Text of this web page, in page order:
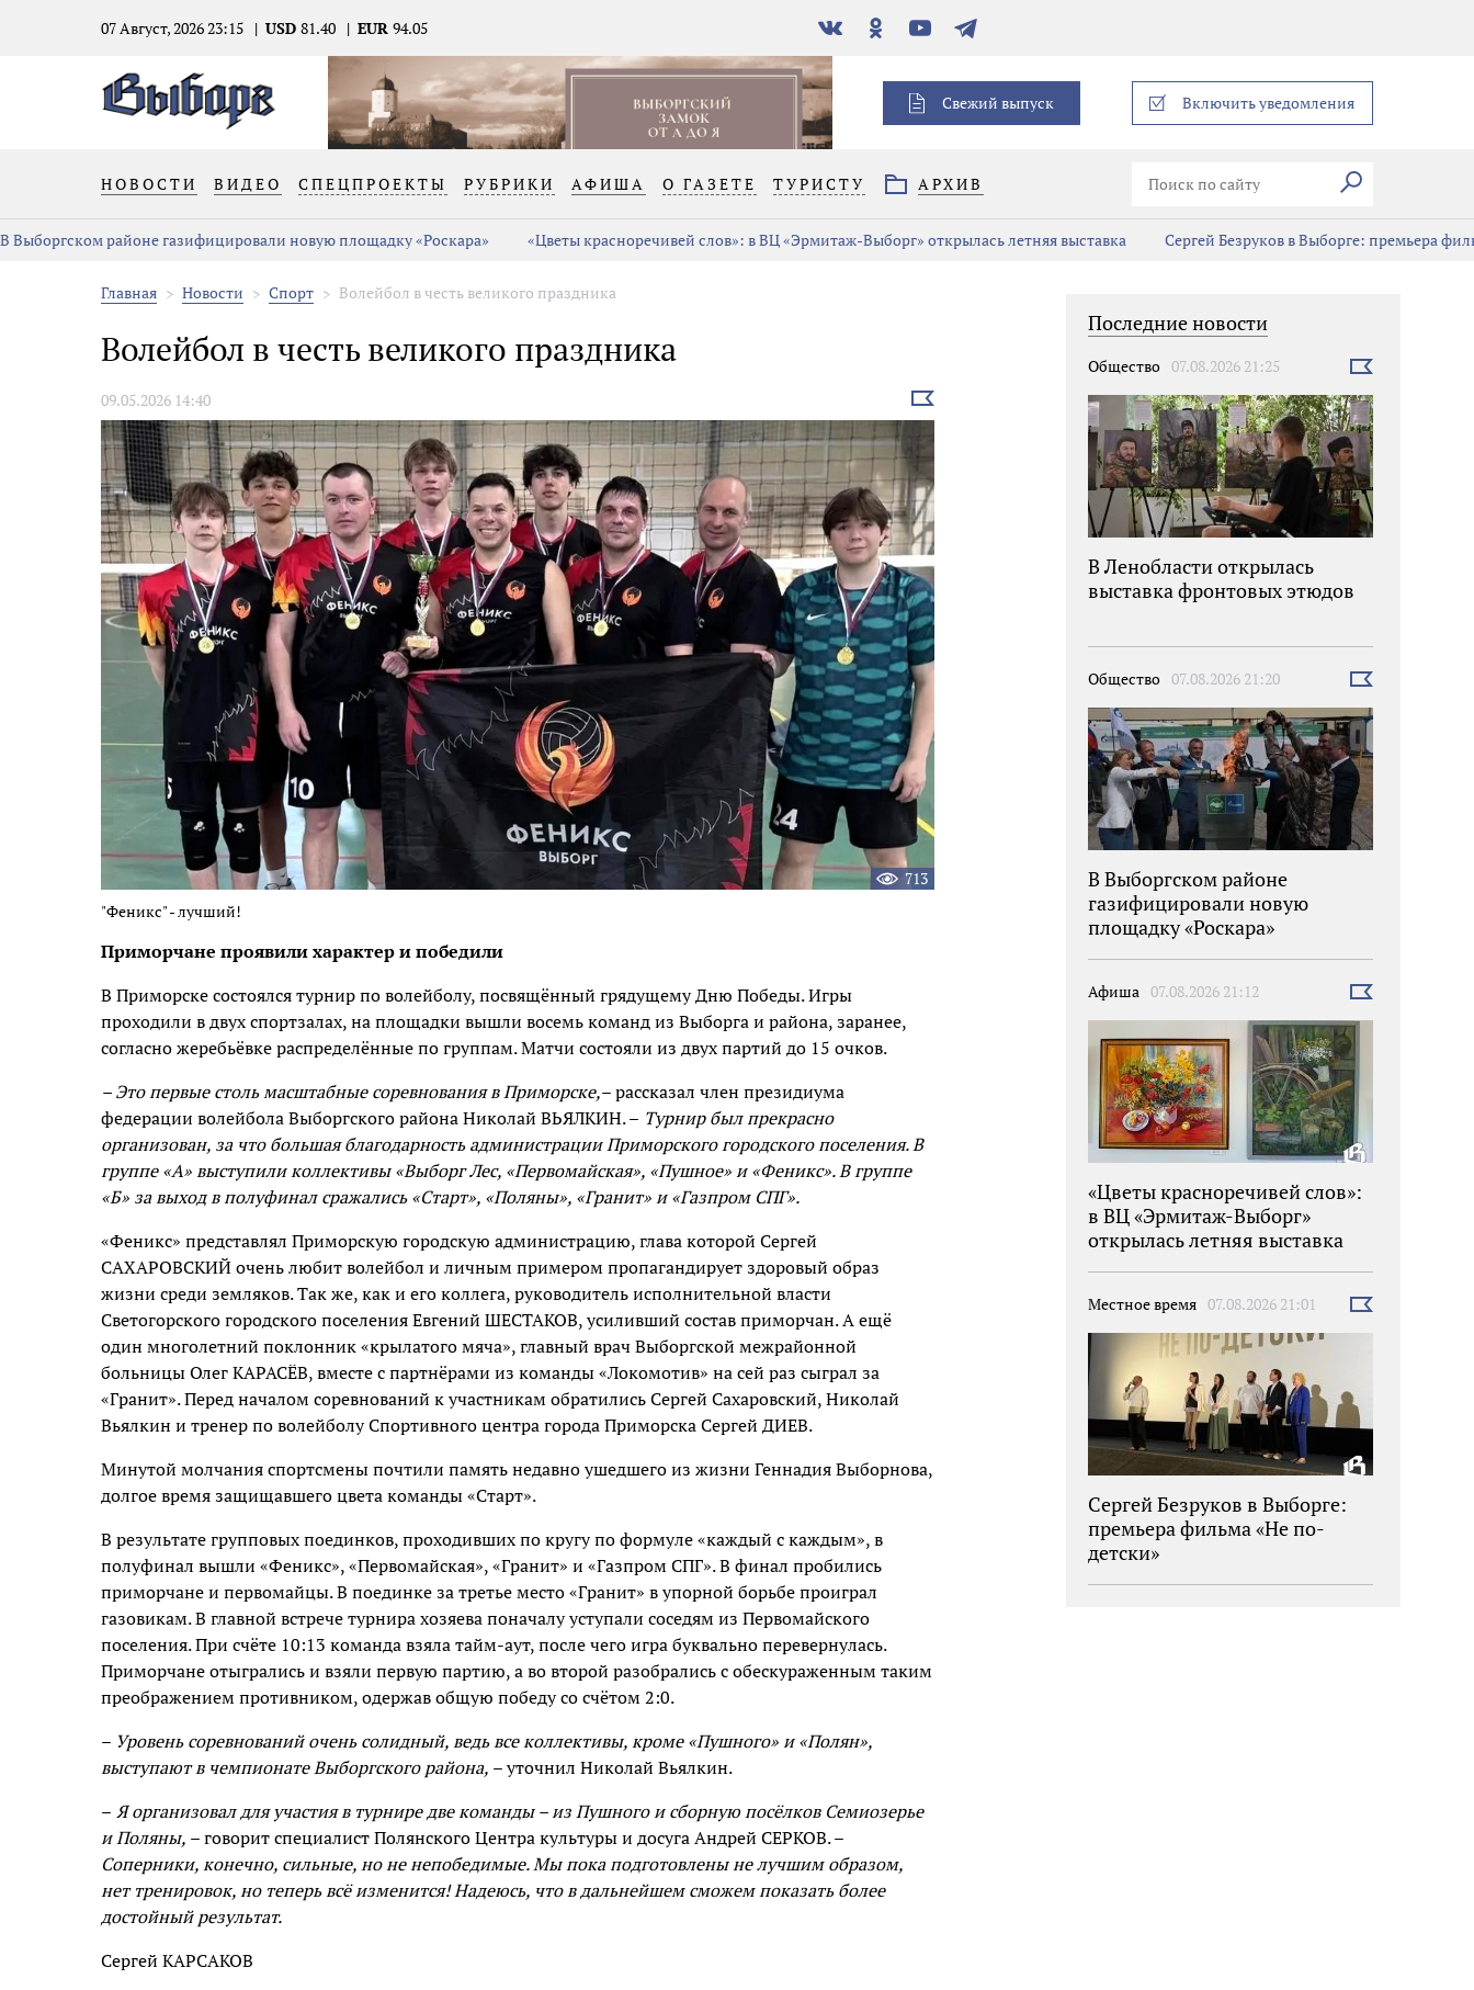
07 Август, 2026 23:15 USD 81.40 EUR 94.05
В
контакте
Одноклассники
YouTubeТелеграм
Свежий выпуск Включить уведомления
НОВОСТИ ВИДЕО СПЕЦПРОЕКТЫ РУБРИКИ АФИША О ГАЗЕТЕ ТУРИСТУ АРХИВ Искать
В Выборгском районе газифицировали новую площадку «Роскара» «Цветы красноречивей слов»: в ВЦ «Эрмитаж-Выборг» открылась летняя выставка Сергей Безруков в Выборге: премьера
Главная Новости Спорт Волейбол в честь великого праздника
Волейбол в честь великого праздника
09.05.2026 14:40
Выбрать
новость
713
"Феникс" - лучший!
Приморчане проявили характер и победили
В Приморске состоялся турнир по волейболу, посвящённый грядущему Дню Победы. Игры
проходили в двух спортзалах, на площадки вышли восемь команд из Выборга и района, заранее,
согласно жеребьёвке распределённые по группам. Матчи состояли из двух партий до 15 очков.
– Это первые столь масштабные соревнования в Приморске,– рассказал член президиума
федерации волейбола Выборгского района Николай ВЬЯЛКИН. – Турнир был прекрасно
организован, за что большая благодарность администрации Приморского городского поселения. В
группе «А» выступили коллективы «Выборг Лес, «Первомайская», «Пушное» и «Феникс». В группе
«Б» за выход в полуфинал сражались «Старт», «Поляны», «Гранит» и «Газпром СПГ».
«Феникс» представлял Приморскую городскую администрацию, глава которой Сергей
САХАРОВСКИЙ очень любит волейбол и личным примером пропагандирует здоровый образ
жизни среди земляков. Так же, как и его коллега, руководитель исполнительной власти
Светогорского городского поселения Евгений ШЕСТАКОВ, усиливший состав приморчан. А ещё
один многолетний поклонник «крылатого мяча», главный врач Выборгской межрайонной
больницы Олег КАРАСЁВ, вместе с партнёрами из команды «Локомотив» на сей раз сыграл за
«Гранит». Перед началом соревнований к участникам обратились Сергей Сахаровский, Николай
Вьялкин и тренер по волейболу Спортивного центра города Приморска Сергей ДИЕВ.
Минутой молчания спортсмены почтили память недавно ушедшего из жизни Геннадия Выборнова,
долгое время защищавшего цвета команды «Старт».
В результате групповых поединков, проходивших по кругу по формуле «каждый с каждым», в
полуфинал вышли «Феникс», «Первомайская», «Гранит» и «Газпром СПГ». В финал пробились
приморчане и первомайцы. В поединке за третье место «Гранит» в упорной борьбе проиграл
газовикам. В главной встрече турнира хозяева поначалу уступали соседям из Первомайского
поселения. При счёте 10:13 команда взяла тайм-аут, после чего игра буквально перевернулась.
Приморчане отыгрались и взяли первую партию, а во второй разобрались с обескураженным таким
преображением противником, одержав общую победу со счётом 2:0.
– Уровень соревнований очень солидный, ведь все коллективы, кроме «Пушного» и «Полян»,
выступают в чемпионате Выборгского района, – уточнил Николай Вьялкин.
– Я организовал для участия в турнире две команды – из Пушного и сборную посёлков Семиозерье
и Поляны, – говорит специалист Полянского Центра культуры и досуга Андрей СЕРКОВ. –
Соперники, конечно, сильные, но не непобедимые. Мы пока подготовлены не лучшим образом,
нет тренировок, но теперь всё изменится! Надеюсь, что в дальнейшем сможем показать более
достойный результат.
Сергей КАРСАКОВ
Последние новости
Общество 07.08.2026 21:25
Выбрать
В Ленобласти открылась
выставка фронтовых этюдов
Общество 07.08.2026 21:20
Выбрать
В Выборгском районе
газифицировали новую
площадку «Роскара»
Афиша 07.08.2026 21:12
Выбрать
«Цветы красноречивей слов»:
в ВЦ «Эрмитаж-Выборг»
открылась летняя выставка
Местное время 07.08.2026 21:01
Выбрать
Сергей Безруков в Выборге:
премьера фильма «Не по-
детски»